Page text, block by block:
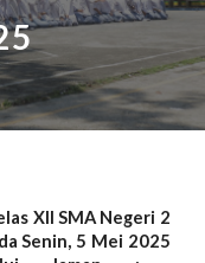
XII SMA Negeri 2
Senin, 5 Mei 2025